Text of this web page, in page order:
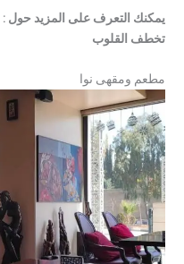
يمكنك التعرف على المزيد حول :
تخطف القلوب
مطعم ومقهى نوا